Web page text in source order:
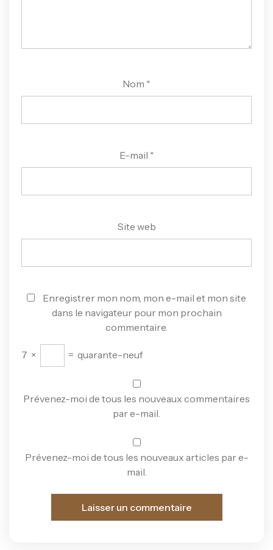
Nom *
E-mail *
Site web
Enregistrer mon nom, mon e-mail et mon site
dans le navigateur pour mon prochain
commentaire.
7 × = quarante-neuf
Prévenez-moi de tous les nouveaux commentaires
par e-mail.
Prévenez-moi de tous les nouveaux articles par e-
mail.